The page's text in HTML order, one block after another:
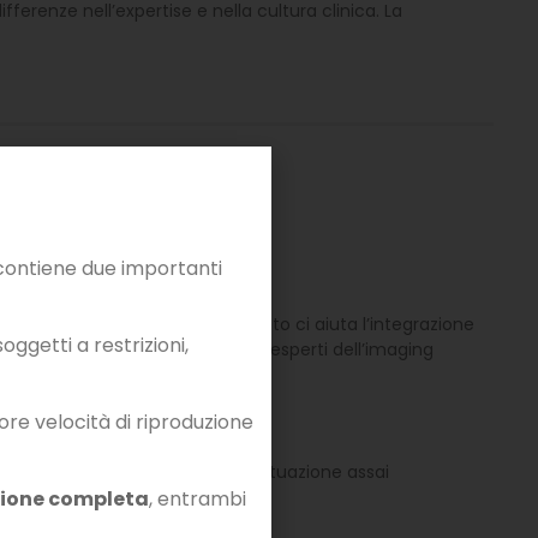
nell’expertise e nella cultura clinica. La
dalle nostre linee guida, quanto ci aiuta l’integrazione
raffinate presentazioni degli esperti dell’imaging
si tratta di una situazione assai
due importanti
a restrizioni,
velocità di riproduzione
completa, entrambi